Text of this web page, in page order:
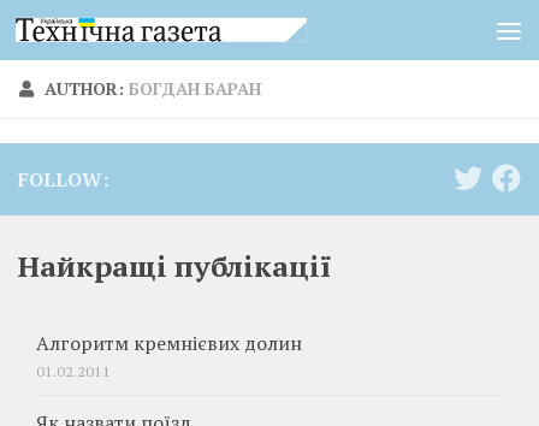
Skip to content
AUTHOR: БОГДАН БАРАН
FOLLOW:
Найкращі публікації
Алгоритм кремнієвих долин
01.02.2011